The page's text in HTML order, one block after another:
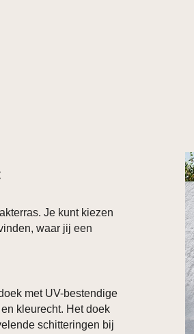
Je kunt kiezen
waar jij een
met UV-bestendige
kleurecht. Het doek
schitteringen bij